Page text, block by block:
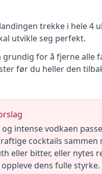
trekke i hele 4
utvikle seg perfekt.
grundig for å fjerne alle
før du heller den
intense vodkaen
cocktails sammen
eller bitter, eller nytes
dens fulle styrke.